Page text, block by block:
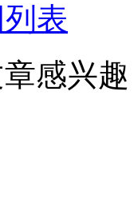
表
感兴趣